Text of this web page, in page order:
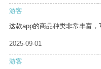
游客
这款app的商品种类非常丰富，
2025-09-01
游客